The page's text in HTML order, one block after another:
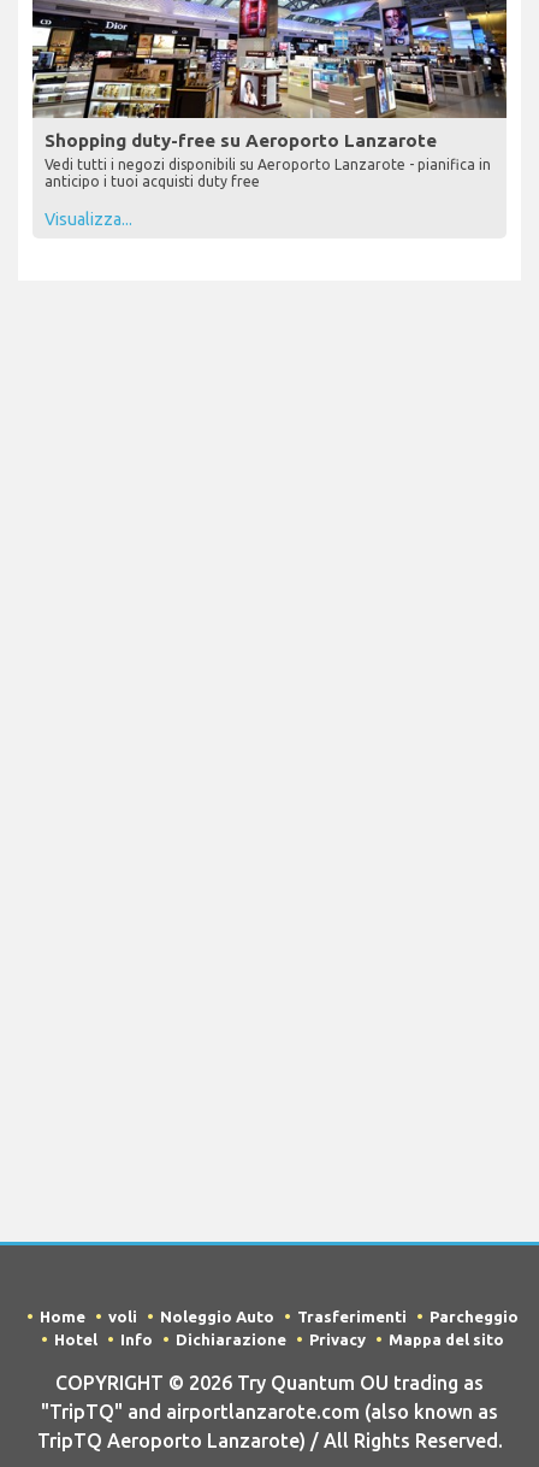
Shopping duty-free su Aeroporto Lanzarote
Vedi tutti i negozi disponibili su Aeroporto Lanzarote - pianifica in
anticipo i tuoi acquisti duty free
Visualizza...
Home voli Noleggio Auto Trasferimenti
Parcheggio
Hotel
Info Dichiarazione Privacy Mappa del sito
COPYRIGHT © 2026 Try Quantum OU trading as
"TripTQ" and airportlanzarote.com (also known as
TripTQ Aeroporto Lanzarote) / All Rights Reserved.